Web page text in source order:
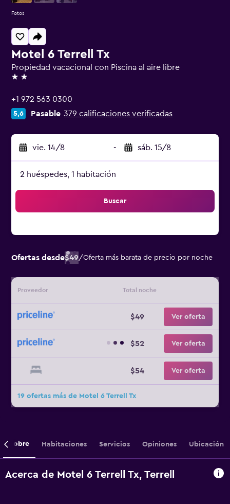
Motel 6 Terrell Tx
Propiedad vacacional con Piscina al aire libre
2 estrellas
+1 972 563 0300
5,6 Pasable 379 calificaciones verificadas
vie. 14/8 - sáb. 15/8
2 huéspedes, 1 habitación
Buscar
Ofertas desde$49/Oferta más barata de precio por noche
Proveedor Total noche
$49 Ver oferta
$52 Ver oferta
$54 Ver oferta
19 ofertas más de Motel 6 Terrell Tx
Fotos
Sobre Habitaciones Servicios Opiniones Ubicación
Acerca de Motel 6 Terrell Tx, Terrell